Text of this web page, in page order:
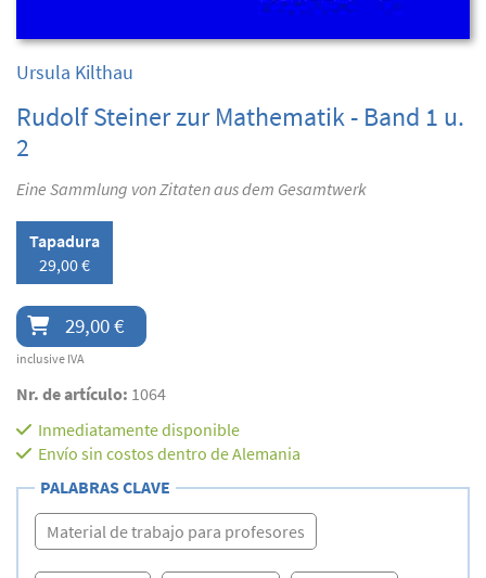
Ursula Kilthau
Rudolf Steiner zur Mathematik - Band 1 u.
2
Eine Sammlung von Zitaten aus dem Gesamtwerk
Tapadura
29,00 €
29,00 €
inclusive IVA
Nr. de artículo: 1064
Inmediatamente disponible
Envío sin costos dentro de Alemania
PALABRAS CLAVE
Material de trabajo para profesores